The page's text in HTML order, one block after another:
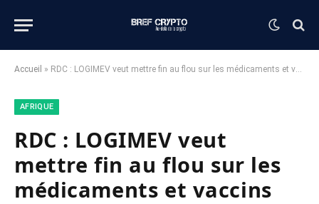
Accueil » RDC : LOGIMEV veut mettre fin au flou sur les médicaments et vaccins
AFRIQUE
RDC : LOGIMEV veut
mettre fin au flou sur les
médicaments et vaccins